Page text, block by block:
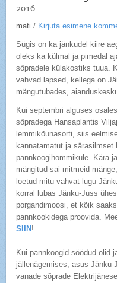
2016
mati / Kirjuta esimene
Sügis on ka jänkudel kiire
oleks ka külmal ja pimedal
sõpradele külakostiks tuua.
vahvad lapsed, kellega on
mängutubades,
Kui septembri alguses
sõpradega Hansaplantis
lemmikõunasorti, siis
kannatamatut ja
pannkoogihommikule. Kära
mängitud sai mitmeid
loetud mitu vahvat lugu
korral lubas Jänku-Juss
porgandimoosi, et kõik
pannkookidega proovida.
SIIN !
Kui pannkoogid söödud olid
jällenägemises, asus
vanade sõprade